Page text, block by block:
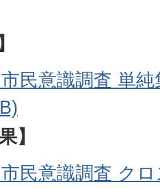
民意識調査 単
】
民意識調査 ク